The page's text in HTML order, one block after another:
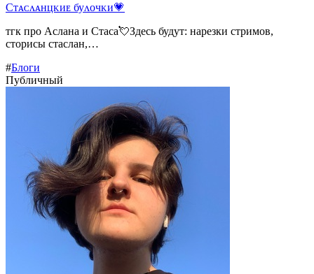
Сᴛᴀᴄᴧᴀнцᴋиᴇ буᴧᴏчᴋи💗
тгк про Аслана и Стаса💘Здесь будут: нарезки стримов,
сторисы стаслан,…
#Блоги
Публичный